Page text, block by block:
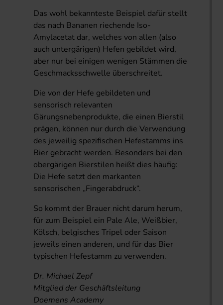
Das wohl bekannteste Beispiel dafür stellt
das nach Bananen riechende Iso-
Amylacetat dar, welches von allen (also
auch untergärigen) Hefen gebildet wird,
aber nur bei einigen wenigen Stämmen die
Geschmacksschwelle überschreitet.
Die von der Hefe gebildeten und
sensorisch relevanten
Gärungsnebenprodukte, die einen Bierstil
prägen, können nur durch die Verwendung
des jeweilig spezifischen Hefestamms ins
Bier gebracht werden. Besonders bei den
obergärigen Bierstilen heißt dies häufig:
Die Hefe setzt den markanten
sensorischen „Fingerabdruck“.
So kommt der Brauer nicht darum herum,
für zum Beispiel ein Pale Ale, Weißbier,
Kölsch, belgisches Tripel oder Saison
jeweils einen anderen, und für das Bier
typischen Hefestamm zu verwenden.
Dr. Michael Zepf
Mitglied der Geschäftsleitung
Doemens Academy